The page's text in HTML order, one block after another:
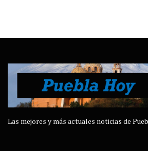
Las mejores y más actuales noticias de